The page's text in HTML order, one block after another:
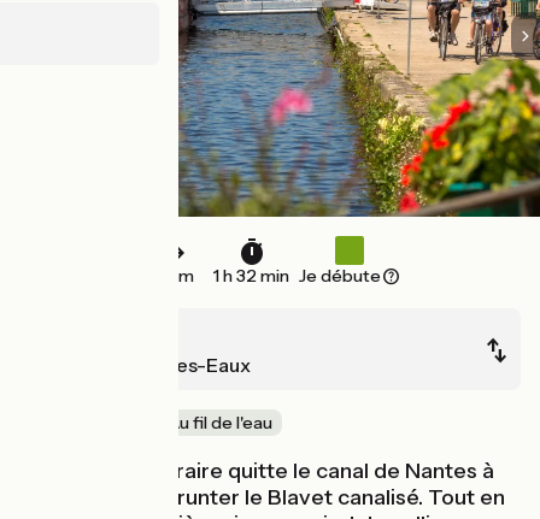
19 km 1 h 32 min Je débute
St-Nicolas-des-Eaux
Au fil de l'eau
À Pontivy, l’itinéraire quitte le canal de Nantes à
Brest pour emprunter le Blavet canalisé. Tout en